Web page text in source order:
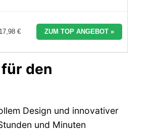
17,98 € ZUM TOP ANGEBOT »
den
Design und innovativer
und Minuten